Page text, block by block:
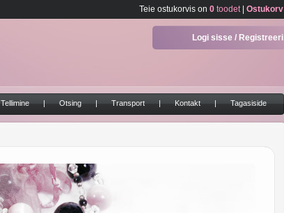
Teie ostukorvis on 0 toodet| Ostukorv
Logi sisse / Registreeri
Tellimine | Otsing | Transport | Kontakt | Tagasiside